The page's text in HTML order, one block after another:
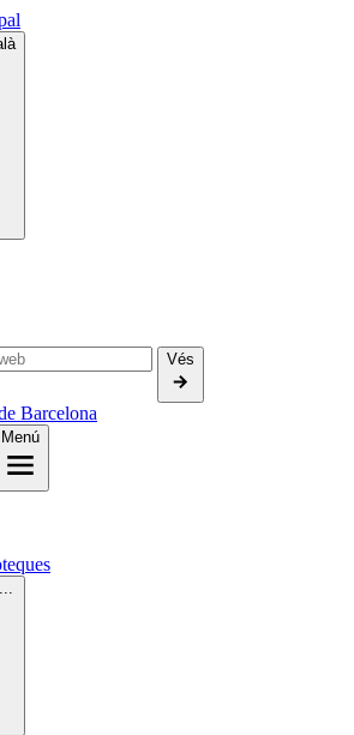
Vés
Barcelona
Menú